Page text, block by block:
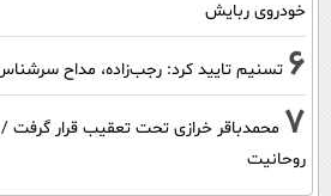
خودروی ربایش
6 تسنیم تایید کرد: رجب‌زاده، مداح
7 محمدباقر خرازی تحت تعقیب قرار گرفت /
روحانیت